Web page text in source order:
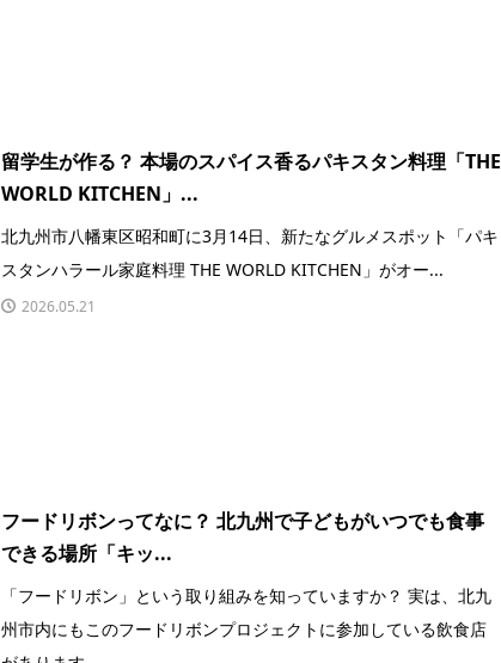
留学生が作る？ 本場のスパイス香るパキスタン料理「THE
WORLD KITCHEN」...
北九州市八幡東区昭和町に3月14日、新たなグルメスポット「パキ
スタンハラール家庭料理 THE WORLD KITCHEN」がオー...
2026.05.21
フードリボンってなに？ 北九州で子どもがいつでも食事
できる場所「キッ...
「フードリボン」という取り組みを知っていますか？ 実は、北九
州市内にもこのフードリボンプロジェクトに参加している飲食店